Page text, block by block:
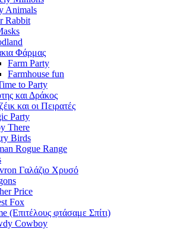
Animals
Rabbit
Φάρμας
Farm Party
Farmhouse fun
to Party
και Δράκος
και οι Πειρατές
Party
There
Birds
Rogue Range
Γαλάζιο Χρυσό
Price
Fox
(Επιτέλους φτάσαμε Σπίτι)
Cowboy